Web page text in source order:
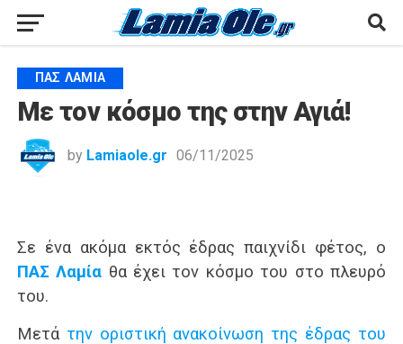
ΠΑΣ ΛΑΜΊΑ
Με τον κόσμο της στην Αγιά!
by Lamiaole.gr 06/11/2025
Σε ένα ακόμα εκτός έδρας παιχνίδι φέτος, ο
ΠΑΣ Λαμία θα έχει τον κόσμο του στο πλευρό
του.
Μετά την οριστική ανακοίνωση της έδρας του